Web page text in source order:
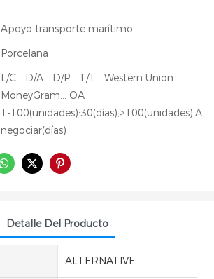
Apoyo transporte marítimo
Porcelana
L/C... D/A... D/P... T/T... Western Union...
MoneyGram... OA
1-100(unidades):30(días),>100(unidades):A
negociar(días)
Detalle Del Producto
ALTERNATIVE